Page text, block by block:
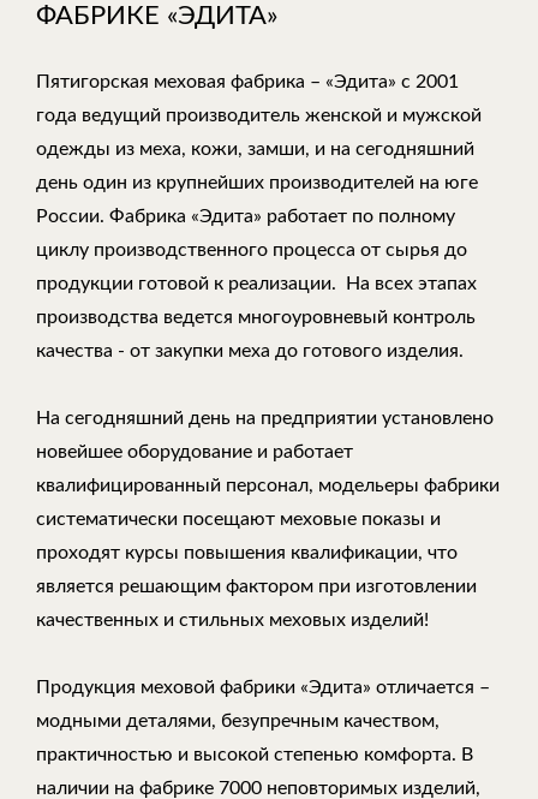
ФАБРИКЕ «ЭДИТА»
Пятигорская меховая фабрика – «Эдита» с 2001
года ведущий производитель женской и мужской
одежды из меха, кожи, замши, и на сегодняшний
день один из крупнейших производителей на юге
России. Фабрика «Эдита» работает по полному
циклу производственного процесса от сырья до
продукции готовой к реализации. На всех этапах
производства ведется многоуровневый контроль
качества - от закупки меха до готового изделия.
На сегодняшний день на предприятии установлено
новейшее оборудование и работает
квалифицированный персонал, модельеры фабрики
систематически посещают меховые показы и
проходят курсы повышения квалификации, что
является решающим фактором при изготовлении
качественных и стильных меховых изделий!
Продукция меховой фабрики «Эдита» отличается –
модными деталями, безупречным качеством,
практичностью и высокой степенью комфорта. В
наличии на фабрике 7000 неповторимых изделий,